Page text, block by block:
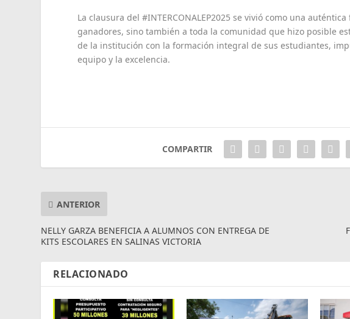
La clausura del #INTERCONALEP2025 se vivió como una
ganadores, sino también a toda la comunidad que hizo posible
de la institución con la formación integral de sus estudiantes,
equipo y la excelencia.
COMPARTIR
ANTERIOR
NELLY GARZA BENEFICIA A ALUMNOS CON ENTREGA DE
KITS ESCOLARES EN SALINAS VICTORIA
RELACIONADO